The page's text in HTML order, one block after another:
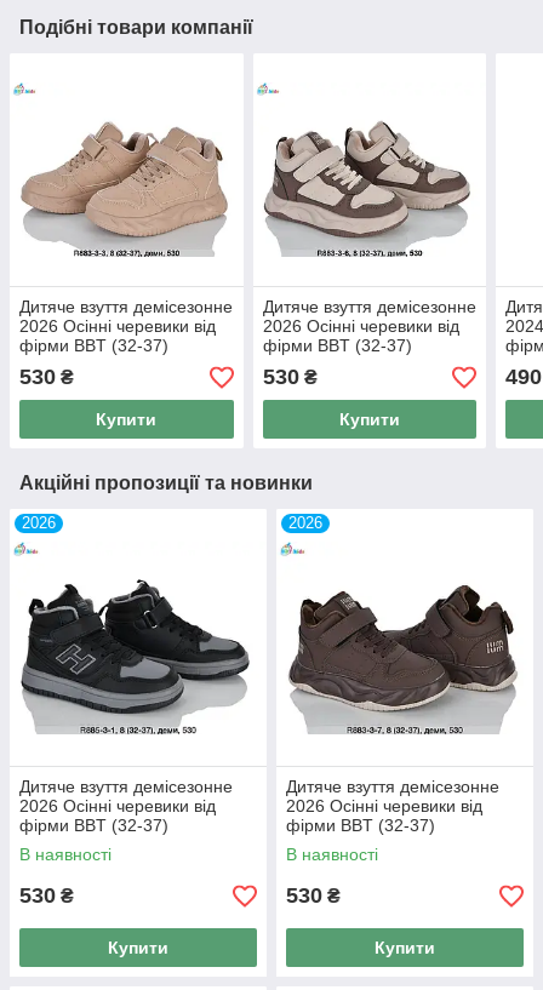
Подібні товари компанії
Дитяче взуття демісезонне
2026 Осінні черевики від
фірми BBT (32-37)
530 ₴
Купити
Дитяче взуття демісезонне
2026 Осінні черевики від
фірми BBT (32-37)
530₴
Купити
490
Акційні пропозиції та новинки
2026
Дитяче взуття демісезонне
2026 Осінні черевики від
фірми BBT (32-37)
В наявності
530 ₴
Купити
2026
Дитяче взуття демісезонне
2026 Осінні черевики від
фірми BBT (32-37)
В наявності
530 ₴
Купити